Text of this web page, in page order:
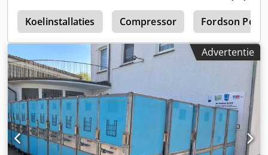
dubbeldeur 2m x 2,7m Redundant opgebouwd
Binnenmaat per cel ca. 16m (l) x 5,15m (b) x 4,85m (h)
Wanden van 100mm sandwichpanelen Zonder eigen vloer,
dus met heftruck berijdbaar Compressoren: 4x Bitzer
Ecostar LHV5E/2DES-3.F1Y-40S Verdampers: 4x Güntner
GACC RX 040.1/2WN/DJA4A.UNNN De koelcel is opgebouwd
voor de opslag van medicijnen en is na goedkeuring door
de fabrikant nooit in gebruik genomen. De afgebeelde
palletstellingen maken geen deel uit van het aanbod.
Demontage en transport zijn voor rekening van de koper.
Bij vragen of behoefte aan meer informatie kunt u ons een
bericht sturen of bellen.
Koelinstallaties Compressor Fordson
Advertentie